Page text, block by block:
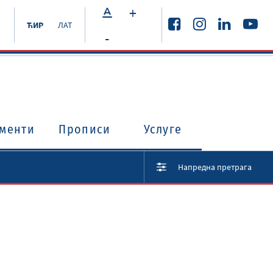
ЋИР ЛАТ
+
-
Прописи Услуге
Напредна претрага